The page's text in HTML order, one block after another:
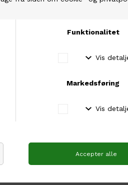
cm rundpind og
med Isager Trio 2 og Isager
på p nr 3 med Isager Bouclé.
skriver om designet:
til ISAGER ARCHIVES.
Battlejakke", som hun
altid været fascineret af den